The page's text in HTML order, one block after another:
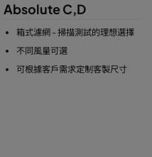
Absolute C,D
箱式濾網 - 掃描測試的理想選擇
不同風量可選
可根據客戶需求定制客製尺寸